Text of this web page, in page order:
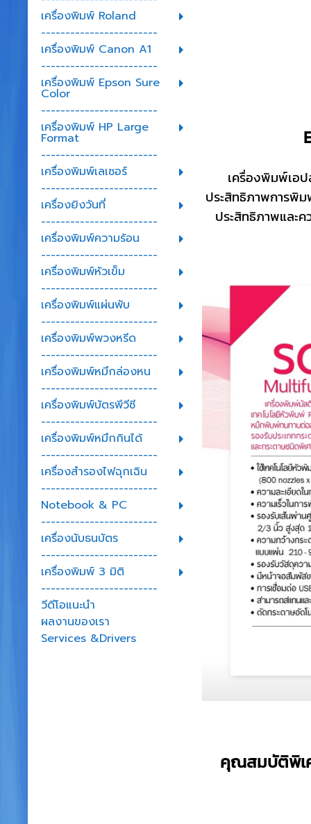
เครื่องพิมพ์ Roland
------------------------
เครื่องพิมพ์ Canon A1
------------------------
เครื่องพิมพ์ Epson Sure
Color
------------------------
เครื่องพิมพ์ HP Large
Format
------------------------
เครื่องพิมพ์เลเซอร์
------------------------
เครื่องยิงวันที่
------------------------
เครื่องพิมพ์ความร้อน
------------------------
เครื่องพิมพ์หัวเข็ม
------------------------
เครื่องพิมพ์แผ่นพับ
------------------------
เครื่องพิมพ์พวงหรีด
------------------------
เครื่องพิมพ์หมึกล่องหน
------------------------
เครื่องพิมพ์บัตรพีวีซี
------------------------
เครื่องพิมพ์หมึกกินได้
------------------------
เครื่องสำรองไฟฉุกเฉิน
------------------------
Notebook & PC
------------------------
เครื่องนับธนบัตร
------------------------
เครื่องพิมพ์ 3 มิติ
------------------------
วีดีโอแนะนำ
ผลงานของเรา
Services &Drivers
เครื่องพิมพ์เอ
ประสิทธิภาพการพิ
ประสิทธิภาพและ
คุณสมบัติพิเ